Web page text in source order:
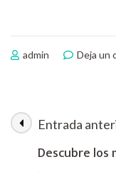
admin Deja un
Navegación
Entrada
Descubre